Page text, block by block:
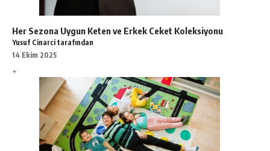
Her Sezona Uygun Keten ve Erkek Ceket Koleksiyonu
Yusuf Cinarci tarafından
14 Ekim 2025